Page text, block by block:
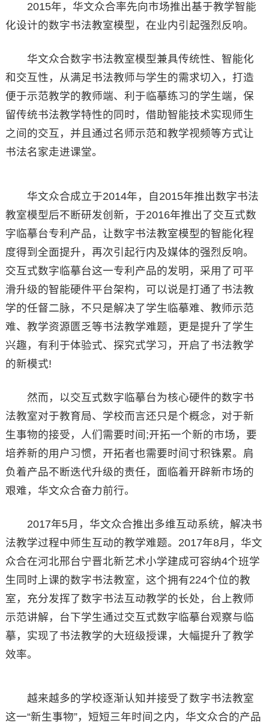
2015年，华文众合率先向市场推出基于教学智能
化设计的数字书法教室模型，在业内引起强烈反响。
华文众合数字书法教室模型兼具传统性、智能化
和交互性，从满足书法教师与学生的需求切入，打造
便于示范教学的教师端、利于临摹练习的学生端，保
留传统书法教学特性的同时，借助智能技术实现师生
之间的交互，并且通过名师示范和教学视频等方式让
书法名家走进课堂。
华文众合成立于2014年，自2015年推出数字书法
教室模型后不断研发创新，于2016年推出了交互式数
字临摹台专利产品，让数字书法教室模型的智能化程
度得到全面提升，再次引起行内及媒体的强烈反响。
交互式数字临摹台这一专利产品的发明，采用了可平
滑升级的智能硬件平台架构，可以说是打通了书法教
学的任督二脉，不只是解决了学生临摹难、教师示范
难、教学资源匮乏等书法教学难题，更是提升了学生
兴趣，有利于体验式、探究式学习，开启了书法教学
的新模式!
然而，以交互式数字临摹台为核心硬件的数字书
法教室对于教育局、学校而言还只是个概念，对于新
生事物的接受，人们需要时间;开拓一个新的市场，要
培养新的用户习惯，开拓者也需要时间寸积铢累。肩
负着产品不断迭代升级的责任，面临着开辟新市场的
艰难，华文众合奋力前行。
2017年5月，华文众合推出多维互动系统，解决书
法教学过程中师生互动的教学难题。2017年8月，华文
众合在河北邢台宁晋北新艺术小学建成可容纳4个班学
生同时上课的数字书法教室，这个拥有224个位的教
室，充分发挥了数字书法互动教学的长处，台上教师
示范讲解，台下学生通过交互式数字临摹台观察与临
摹，实现了书法教学的大班级授课，大幅提升了教学
效率。
越来越多的学校逐渐认知并接受了数字书法教室
这一“新生事物”，短短三年时间之内，华文众合的产品